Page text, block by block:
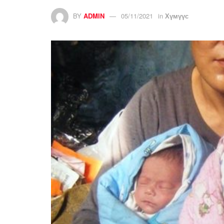
BY ADMIN 05/11/2021 in Хүмүүс